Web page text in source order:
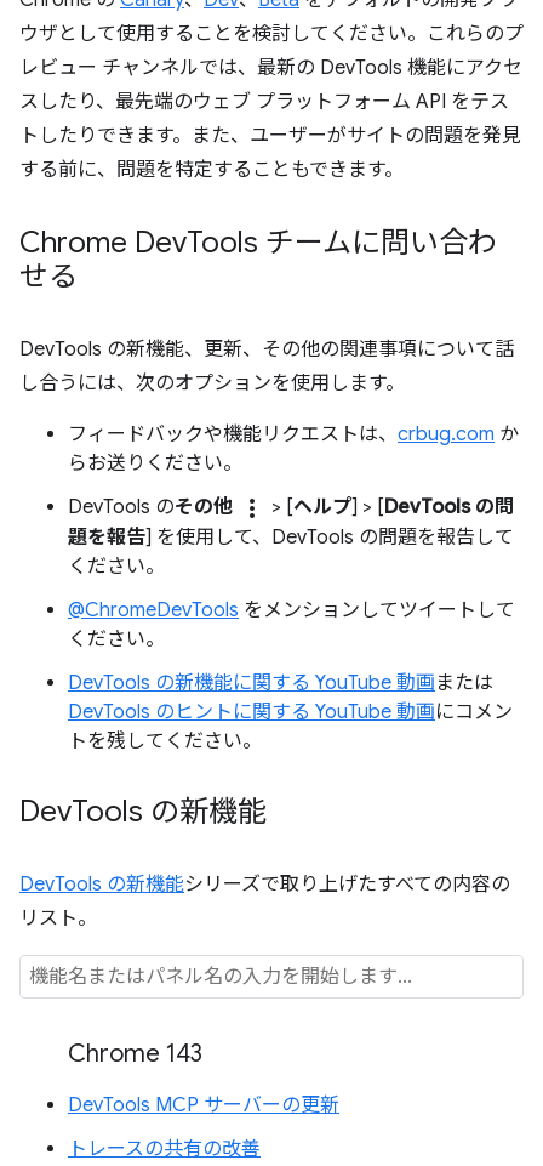
ウザとして使用することを検討してください。これらのプ
レビュー チャンネルでは、最新の DevTools 機能にアクセ
スしたり、最先端のウェブ プラットフォーム API をテス
トしたりできます。また、ユーザーがサイトの問題を発見
する前に、問題を特定することもできます。
Chrome DevTools チームに問い合わ
せる
DevTools の新機能、更新、その他の関連事項について話
し合うには、次のオプションを使用します。
フィードバックや機能リクエストは、 crbug.com か
らお送りください。
DevTools のその他 more_vert > [ヘルプ] > [DevTools の問
題を報告] を使用して、DevTools の問題を報告して
ください。
@ChromeDevTools をメンションしてツイートして
ください。
DevTools の新機能に関する YouTube 動画 または
DevTools のヒントに関する YouTube 動画にコメン
トを残してください。
DevTools の新機能
DevTools の新機能シリーズで取り上げたすべての内容の
リスト。
Chrome 143
DevTools MCP サーバーの更新
トレースの共有の改善